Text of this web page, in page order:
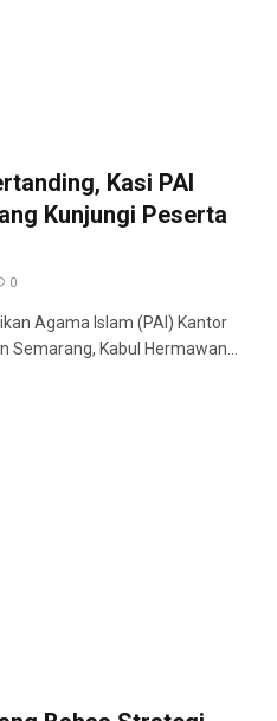
Kasi PAI
Kunjungi Peserta
0
Agama Islam (PAI) Kantor
Semarang, Kabul Hermawan…